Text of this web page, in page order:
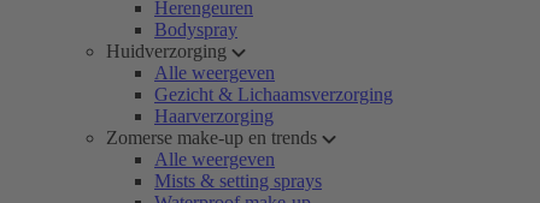
Herengeuren
Bodyspray
Huidverzorging
Alle weergeven
Gezicht & Lichaamsverzorging
Haarverzorging
Zomerse make-up en trends
Alle weergeven
Mists & setting sprays